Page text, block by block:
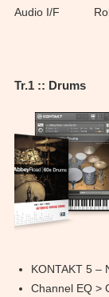
Audio I/F
Tr.1 :: Drums
KONTAKT 5 –
Channel EQ >